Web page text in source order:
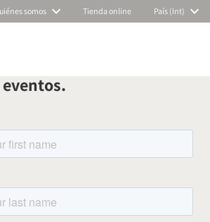
somos Tienda online País (Int)
PRODUCTOS
newsletter
al día de todas las